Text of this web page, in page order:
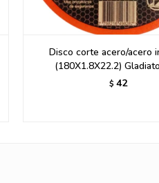
Disco corte acero/acero
(180X1.8X22.2)
$ 42